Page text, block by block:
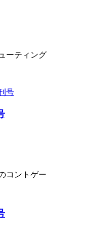
ーティング
コントゲー